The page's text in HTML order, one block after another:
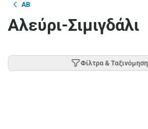
AB
Αλεύρι-Σιμιγδάλι
Φίλτρα & Ταξινόμηση